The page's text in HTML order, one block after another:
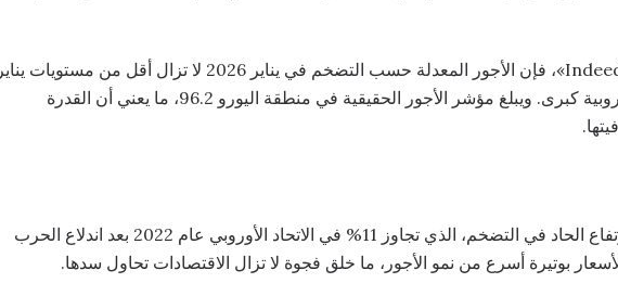
ووفق تحليل أجرته منصة «Indeed»، فإن الأجور المعدلة حسب التضخم في يناير 2026 لا تزال أقل من مستويات يناير
2021 في سبع اقتصادات أوروبية كبرى. ويبلغ مؤشر الأجور الحقيقية في منطقة اليورو 96.2، ما يعني أن القدرة
جاءت هذه الفجوة نتيجة الارتفاع الحاد في التضخم، الذي تجاوز 11% في الاتحاد الأوروبي عام 2022 بعد اندلاع الحرب
بوتيرة أسرع من نمو الأجور، ما خلق فجوة لا تزال الاقتصادات تحاول سدها.